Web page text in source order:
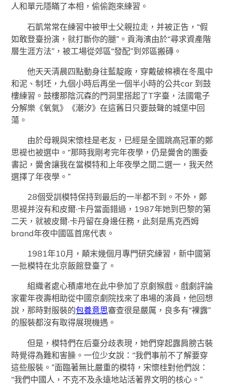
人和單元隱瞞了本相，偷偷跑來練習。
石凱常常在練習中被甲士父親拉走，并被正告，“假
如敢登臺扮演，就打斷你的腿”。貢海濱由於“尋求資產階
層生涯方法”，被工場從郊區“發配”到郊區搬磚。
他天天清晨四點動身往藍靛廠，穿戴破棉襖在冬風中
和泥、制坯，九個小時后再坐一個半小時的公共car 到鼓
樓練習。鼓樓那陰沉森的門洞里搭起了T字臺，法國電子
分解樂《氧氣》《潮汐》在這舊日只要鼓聲的城堡中回
蕩。
由於母親與宋懷桂是老友，已經是全國跳高冠軍的鄭
思褆也被選中。“那時我剛考完年夜學，仍是黌舍的團委
書記，黌舍讓我在當模特和上年夜學之間二選一，我天然
選擇了年夜學。”
28個受訓模特保持到最后的一半都不到。不外，鄭
思褆并沒有和皮爾·卡丹當面錯過，1987年她到巴黎的第
二天，就被皮爾·卡丹留在身邊任務，此刻是馬克西姆
brand年夜中國區首席代表。
1981年10月，顛末幾個月專門研究練習，新中國第
一批模特在北京飯館登臺了。
組織者處心積慮地在此中參加了京劇猴戲。戲劇評論
家霍年夜壽相助從中國京劇院找來了串場的演員，他回想
說，那時對服裝的包養意思審查很是嚴厲，良多有“裸露”
的服裝都沒有取得展現機遇。
但是，模特們在后臺分歧表現，她們穿起露肩膀古裝
時覺得為難和害臊。一位少女說：“我們事前不了解要穿
這些服裝。”面臨著無比嚴重的模特，宋懷桂對他們說：
“我們中國人，不克不及永遠地站活著界文明的核心。”